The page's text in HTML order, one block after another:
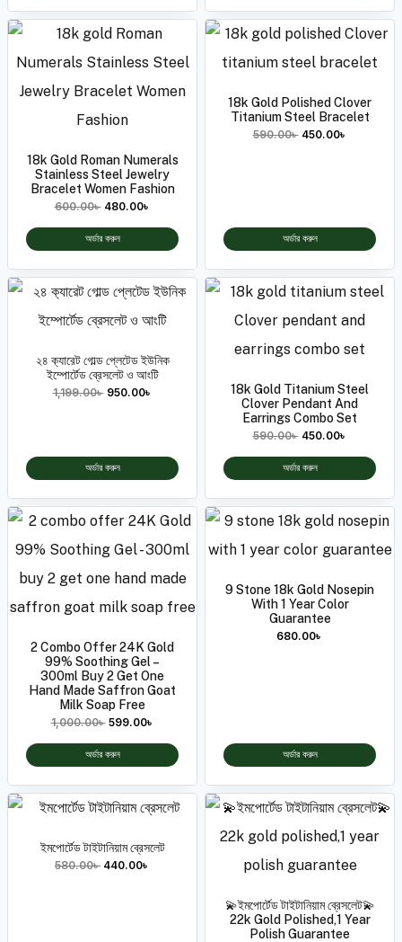
18k Gold Roman Numerals
Stainless Steel Jewelry
Bracelet Women Fashion
600.00৳ 480.00৳
অর্ডার করুন
18k Gold Polished Clover
Titanium Steel Bracelet
590.00৳ 450.00৳
অর্ডার করুন
২৪ ক‍্যারেট গোল্ড প্লেটেড ইউনিক
ইম্পোর্টেড ব্রেসলেট ও আংটি
1,199.00৳ 950.00৳
অর্ডার করুন
18k Gold Titanium Steel
Clover Pendant And
Earrings Combo Set
590.00৳ 450.00৳
অর্ডার করুন
2 Combo Offer 24K Gold
99% Soothing Gel –
300ml Buy 2 Get One
Hand Made Saffron Goat
Milk Soap Free
1,000.00৳ 599.00৳
অর্ডার করুন
9 Stone 18k Gold Nosepin
With 1 Year Color
Guarantee
680.00৳
অর্ডার করুন
ইমপোর্টেড টাইটানিয়াম ব্রেসলেট
580.00৳ 440.00৳
💫ইমপোর্টেড টাইটানিয়াম ব্রেসলেট💫
22k Gold Polished,1 Year
Polish Guarantee